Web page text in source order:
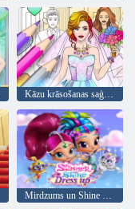
Kāzu krāsošanas saģērbšanās spēle
Mirdzums un Shine saģērbt